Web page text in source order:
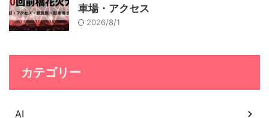
車場・アクセス
2026/8/1
カテゴリー
AI